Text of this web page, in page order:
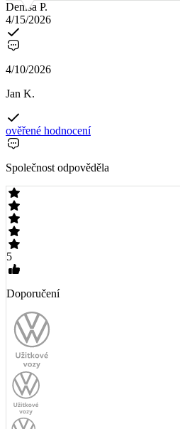
Denisa P.
4/15/2026
4/10/2026
Jan K.
ověřené hodnocení
Společnost odpověděla
5
Doporučení